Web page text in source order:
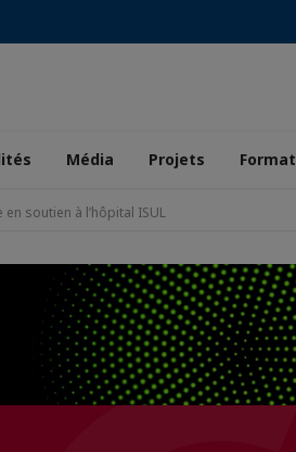
Média Projets
soutien à l’hôpital ISUL